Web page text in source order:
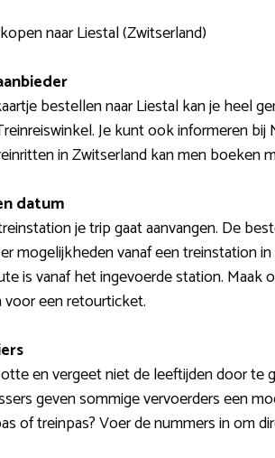
naar Liestal (Zwitserland)
bestellen naar Liestal kan je heel
Je kunt ook informeren
in Zwitserland kan men boeken
datum
je trip gaat aanvangen. De
mogelijkheden vanaf een treinstation
is vanaf het ingevoerde station. Maak
voor een retourticket.
en vergeet niet de leeftijden door
geven sommige vervoerders een
of treinpas? Voer de nummers in om